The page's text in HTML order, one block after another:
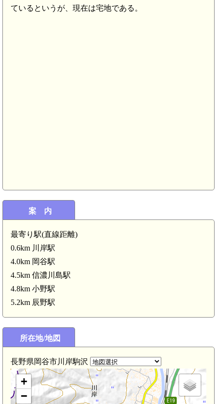
ているというが、現在は宅地である。
案 内
最寄り駅(直線距離)
0.6km 川岸駅
4.0km 岡谷駅
4.5km 信濃川島駅
4.8km 小野駅
5.2km 辰野駅
所在地/地図
長野県岡谷市川岸駒沢
+
−